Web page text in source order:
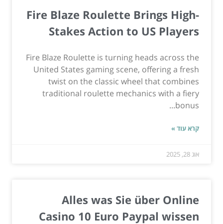
Fire Blaze Roulette Brings High-
Stakes Action to US Players
Fire Blaze Roulette is turning heads across the
United States gaming scene, offering a fresh
twist on the classic wheel that combines
traditional roulette mechanics with a fiery
bonus...
קרא עוד »
אוג 28, 2025
Alles was Sie über Online
Casino 10 Euro Paypal wissen